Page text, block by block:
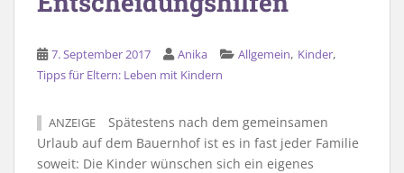
7. September 2017 Anika Allgemein, Kinder,
Tipps für Eltern: Leben mit Kindern
ANZEIGE
Spätestens nach dem gemeinsamen
Urlaub auf dem Bauernhof ist es in fast jeder Familie
soweit: Die Kinder wünschen sich ein eigenes